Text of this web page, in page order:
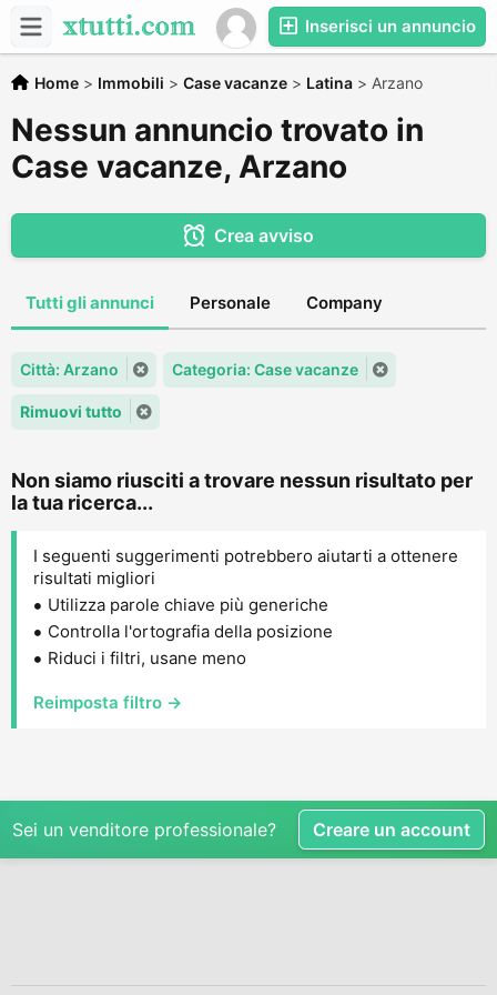
Inserisci un annuncio
Home > Immobili > Case vacanze > Latina > Arzano
Nessun annuncio trovato in
Case vacanze, Arzano
Crea avviso
Tutti gli annunci Personale Company
Città: Arzano Categoria: Case vacanze
Rimuovi tutto
Non siamo riusciti a trovare nessun risultato per
la tua ricerca...
I seguenti suggerimenti potrebbero aiutarti a ottenere
risultati migliori
Utilizza parole chiave più generiche
Controlla l'ortografia della posizione
Riduci i filtri, usane meno
Reimposta filtro →
Sei un venditore professionale? Creare un account